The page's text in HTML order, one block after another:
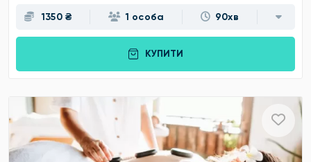
1350 ₴ 1 особа 90хв
КУПИТИ